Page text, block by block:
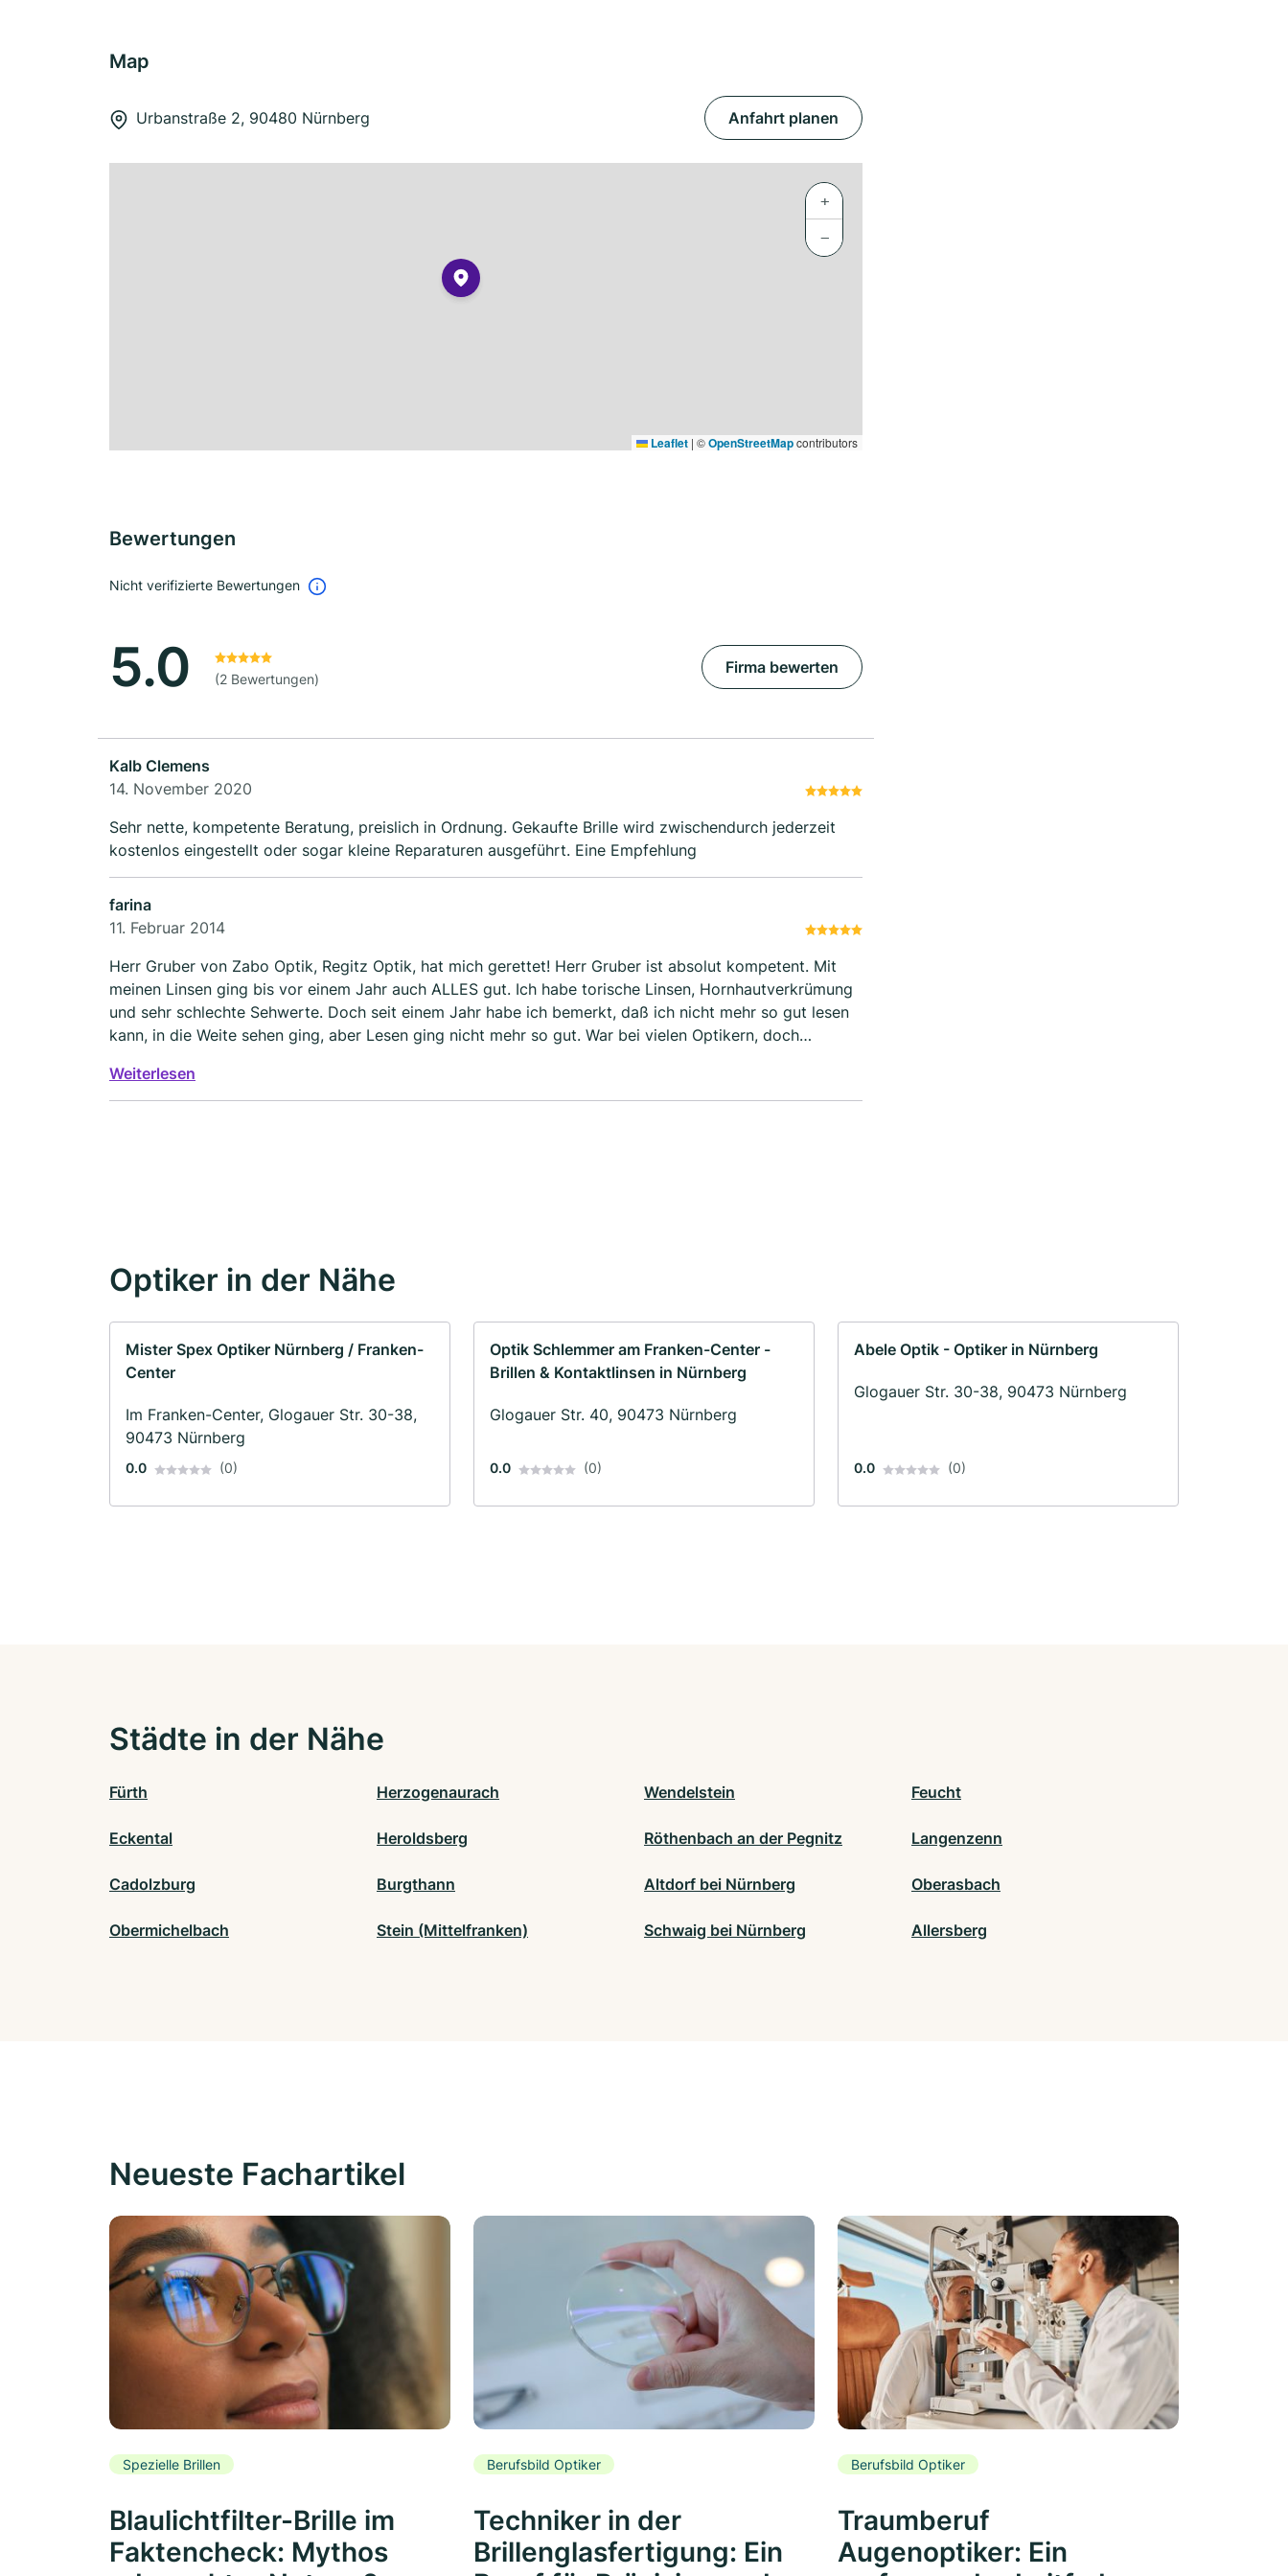
Map
Urbanstraße 2, 90480 Nürnberg Anfahrt planen
+
−
Leaflet | ©OpenStreetMapcontributors
Bewertungen
Nicht verifizierte Bewertungen
5.0 (2 Bewertungen)
Firma bewerten
Kalb Clemens
14. November 2020
Sehr nette, kompetente Beratung, preislich in Ordnung. Gekaufte Brille wird zwischendurch jederzeit
kostenlos eingestellt oder sogar kleine Reparaturen ausgeführt. Eine Empfehlung
farina
11. Februar 2014
Herr Gruber von Zabo Optik, Regitz Optik, hat mich gerettet! Herr Gruber ist absolut kompetent. Mit
meinen Linsen ging bis vor einem Jahr auch ALLES gut. Ich habe torische Linsen, Hornhautverkrümung
und sehr schlechte Sehwerte. Doch seit einem Jahr habe ich bemerkt, daß ich nicht mehr so gut lesen
kann, in die Weite sehen ging, aber Lesen ging nicht mehr so gut. War bei vielen Optikern, doch
gekommen und Wahnsinn. Herr Gruber hat mir sofort helfen können, er hat meine Augen angesehen
und mir sofort die richtigen Linsen besorgt und nun kann ich superscharf sehen, beim Lesen und in die
Weiterlesen
Optiker in der Nähe
Mister Spex Optiker Nürnberg / Franken-
Center
Im Franken-Center, Glogauer Str. 30-38,
90473 Nürnberg
0.0 (0)
Optik Schlemmer am Franken-Center -
Brillen & Kontaktlinsen in Nürnberg
Glogauer Str. 40, 90473 Nürnberg
0.0 (0)
Abele Optik - Optiker in Nürnberg
Glogauer Str. 30-38, 90473 Nürnberg
0.0 (0)
Städte in der Nähe
Fürth Herzogenaurach Wendelstein Feucht
Eckental Heroldsberg Röthenbach an der Pegnitz Langenzenn
Cadolzburg Burgthann Altdorf bei Nürnberg Oberasbach
Obermichelbach Stein (Mittelfranken) Schwaig bei Nürnberg Allersberg
Neueste Fachartikel
Spezielle Brillen
Blaulichtfilter-Brille im
Faktencheck: Mythos
Berufsbild Optiker
Techniker in der
Brillenglasfertigung: Ein
Berufsbild Optiker
Traumberuf
Augenoptiker: Ein